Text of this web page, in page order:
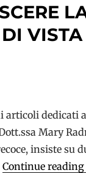
dedicati
Mary
insiste su
Continue reading